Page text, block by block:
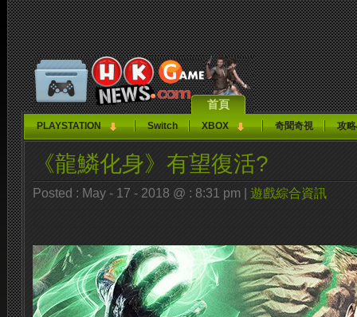
首頁
PLAYSTATION Switch XBOX 奇聞奇視 攻
《龍鱗化身》有望復活?
Posted : May - 17 - 2018 @ : 8:31 pm | 遊戲綜合資訊